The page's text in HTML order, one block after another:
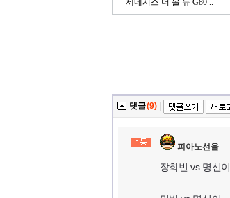
제네시스 더 올 뉴 G80 ..
댓글(9)
피아노선율
장희빈 vs 명신이